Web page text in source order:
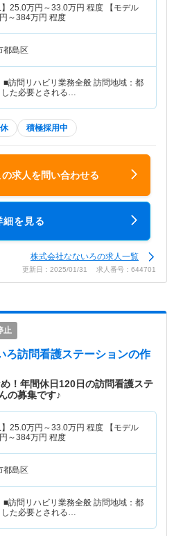
25.0万円～33.0万円 程度 【モデル
～384万円 程度
都島区
■訪問リハビリ業務全般 訪問地域：都
た必要とされる…
積極採用中
の求人を問い合わせる
細を見る
株式会社なないろの求人一覧
更新日：2025/01/31 求人番号：644701
止
ろ訪問看護ステーションの作
！年間休日120日の訪問看護ステ
の募集です♪
25.0万円～33.0万円 程度 【モデル
～384万円 程度
都島区
■訪問リハビリ業務全般 訪問地域：都
た必要とされる…